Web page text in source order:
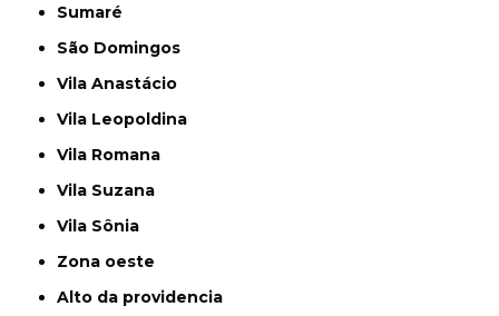
Sumaré
São Domingos
Vila Anastácio
Vila Leopoldina
Vila Romana
Vila Suzana
Vila Sônia
Zona oeste
alto da providencia